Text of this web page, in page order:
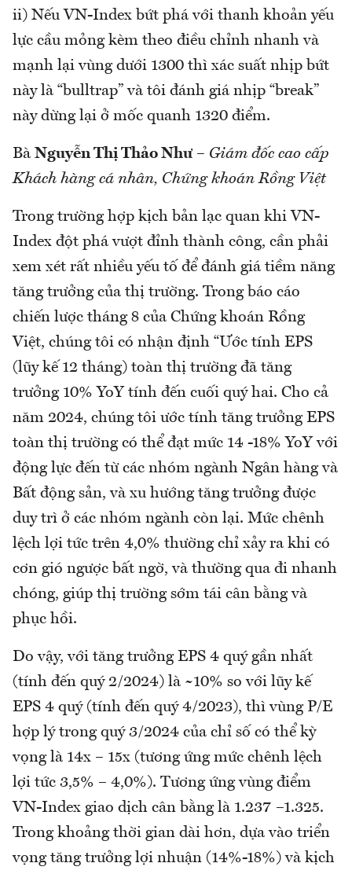
ii) Nếu VN-Index bứt phá với thanh khoản yếu
lực cầu mỏng kèm theo điều chỉnh nhanh và
mạnh lại vùng dưới 1300 thì xác suất nhịp bứt
này là “bulltrap” và tôi đánh giá nhịp “break”
này dừng lại ở mốc quanh 1320 điểm.
Bà Nguyễn Thị Thảo Như– Giám đốc cao cấp
Khách hàng cá nhân, Chứng khoán Rồng Việt
Trong trường hợp kịch bản lạc quan khi VN-
Index đột phá vượt đỉnh thành công, cần phải
xem xét rất nhiều yếu tố để đánh giá tiềm năng
tăng trưởng của thị trường. Trong báo cáo
chiến lược tháng 8 của Chứng khoán Rồng
Việt, chúng tôi có nhận định “Ước tính EPS
(lũy kế 12 tháng) toàn thị trường đã tăng
trưởng 10% YoY tính đến cuối quý hai. Cho cả
năm 2024, chúng tôi ước tính tăng trưởng EPS
toàn thị trường có thể đạt mức 14 -18% YoY với
động lực đến từ các nhóm ngành Ngân hàng và
Bất động sản, và xu hướng tăng trưởng được
duy trì ở các nhóm ngành còn lại. Mức chênh
lệch lợi tức trên 4,0% thường chỉ xảy ra khi có
cơn gió ngược bất ngờ, và thường qua đi nhanh
chóng, giúp thị trường sớm tái cân bằng và
phục hồi.
Do vậy, với tăng trưởng EPS 4 quý gần nhất
(tính đến quý 2/2024) là ~10% so với lũy kế
EPS 4 quý (tính đến quý 4/2023), thì vùng P/E
hợp lý trong quý 3/2024 của chỉ số có thể kỳ
vọng là 14x – 15x (tương ứng mức chênh lệch
lợi tức 3,5% – 4,0%). Tương ứng vùng điểm
VN-Index giao dịch cân bằng là 1.237 –1.325.
Trong khoảng thời gian dài hơn, dựa vào triển
vọng tăng trưởng lợi nhuận (14%-18%) và kịch